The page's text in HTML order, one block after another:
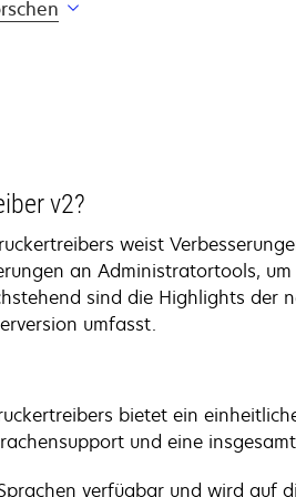
v2?
weist
an Administratortools,
sind die Highlights
umfasst.
bietet ein
und eine
verfügbar und wird auf